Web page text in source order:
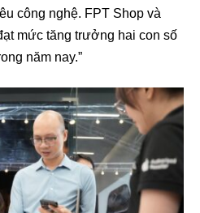
công nghệ. FPT Shop và
mức tăng trưởng hai con số
năm nay.”